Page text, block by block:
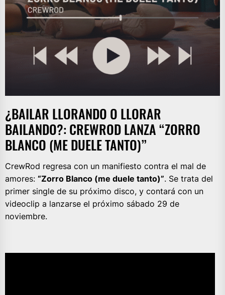
¿BAILAR LLORANDO O LLORAR
BAILANDO?: CREWROD LANZA “ZORRO
BLANCO (ME DUELE TANTO)”
CrewRod regresa con un manifiesto contra el mal de
amores: “Zorro Blanco (me duele tanto)”. Se trata del
primer single de su próximo disco, y contará con un
videoclip a lanzarse el próximo sábado 29 de
noviembre.